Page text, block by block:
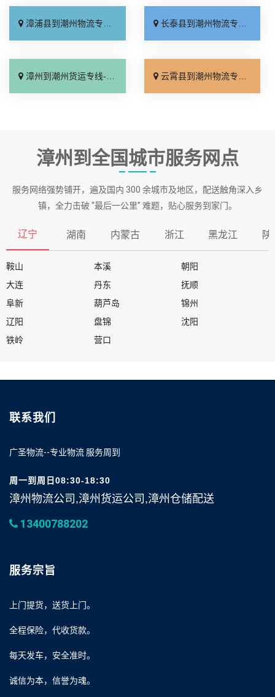
漳浦县到潮州物流专线_诚信为先「全境到达」 长泰县到潮州物流专线_市县闪送「物流拼车」
漳州到潮州货运专线-漳州到潮州物流公司_价位合理「急你所需」 云霄县到潮州物流专线_价位合理「市县派送」
漳州到全国城市服务网点
服务网络强势铺开，遍及国内 300 余城市及地区，配送触角深入乡
镇，全力击破 “最后一公里” 难题，贴心服务到家门。
辽宁 湖南 内蒙古 浙江 黑龙江 陕
鞍山 本溪
朝阳
大连
丹东
抚顺
阜新
葫芦岛
锦州
辽阳
盘锦
沈阳
铁岭
营口
联系我们
广圣物流--专业物流 服务周到
周一到周日08:30-18:30
漳州物流公司,漳州货运公司,漳州仓储配送
13400788202
服务宗旨
上门提货，送货上门。
全程保险，代收货款。
每天发车，安全准时。
诚信为本，信誉为魂。